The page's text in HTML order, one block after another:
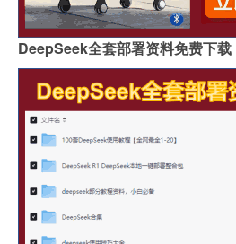
DeepSeek全套部署资料免费下载